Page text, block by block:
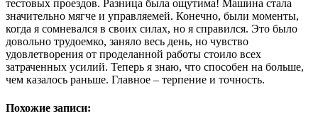
тестовых проездов. Разница была ощутима! Машина стала
значительно мягче и управляемей. Конечно, были моменты,
когда я сомневался в своих силах, но я справился. Это было
довольно трудоемко, заняло весь день, но чувство
удовлетворения от проделанной работы стоило всех
затраченных усилий. Теперь я знаю, что способен на больше,
чем казалось раньше. Главное – терпение и точность.
Похожие записи: